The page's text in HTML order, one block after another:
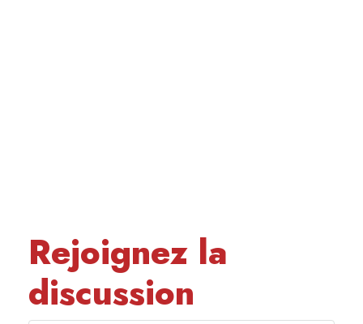
Rejoignez la
discussion